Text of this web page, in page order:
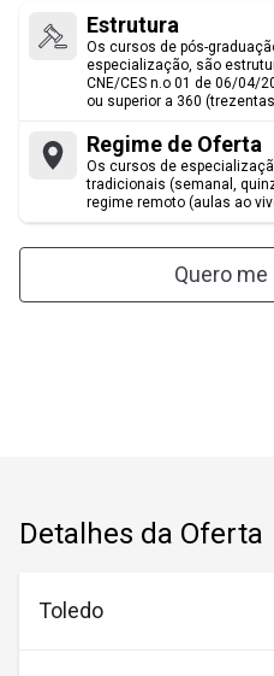
Liderança Eficaz:
Negociação
Planejamento e
Leandro Kühl
Marco Aurélio
Patricia Portela Pizzi
Renato Muller
Estrutura
Os cursos de pós-
especialização, são
CNE/CES n.o 01 de 06/04/
ou superior a 360
Regime de Oferta
Os cursos de
tradicionais (semanal,
regime remoto (aulas ao
Quero
Detalhes da Oferta
Toledo